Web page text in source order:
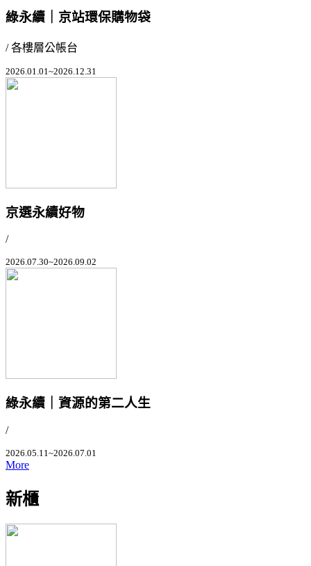
綠永續｜京站環保購物袋
/ 各樓層公帳台
2026.01.01~2026.12.31
京選永續好物
/
2026.07.30~2026.09.02
綠永續｜資源的第二人生
/
2026.05.11~2026.07.01
More
新櫃